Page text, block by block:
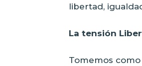
libertad,
La tensión
Tomemos